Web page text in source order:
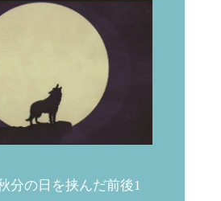
分の日を挟んだ前後1